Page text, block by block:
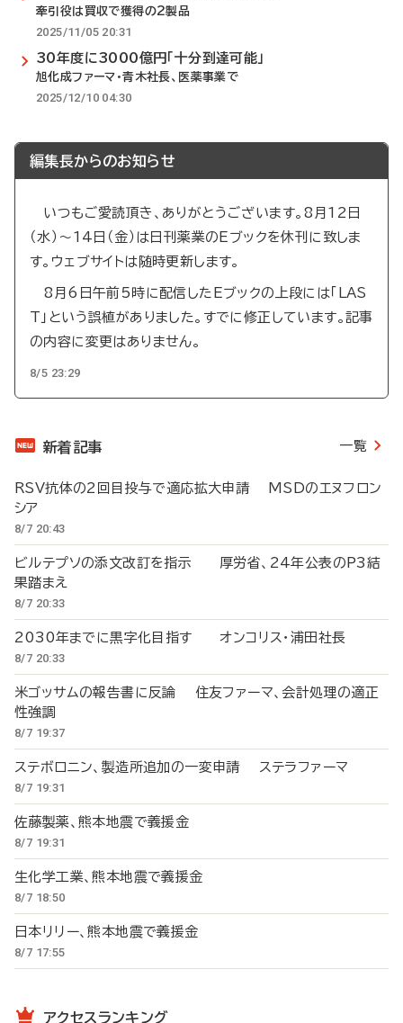
牽引役は買収で獲得の2製品
2025/11/05 20:31
30年度に3000億円「十分到達可能」
旭化成ファーマ・青木社長、医薬事業で
2025/12/10 04:30
編集長からのお知らせ
いつもご愛読頂き、ありがとうございます。8月12日
（水）～14日（金）は日刊薬業のEブックを休刊に致しま
す。ウェブサイトは随時更新します。
8月6日午前5時に配信したEブックの上段には「LAS
T」という誤植がありました。すでに修正しています。記事
の内容に変更はありません。
8/5 23:29
新着記事 一覧
RSV抗体の2回目投与で適応拡大申請 MSDのエヌフロン
シア
8/7 20:43
ビルテプソの添文改訂を指示 厚労省、24年公表のP3結
果踏まえ
8/7 20:33
2030年までに黒字化目指す オンコリス・浦田社長
8/7 20:33
米ゴッサムの報告書に反論 住友ファーマ、会計処理の適正
性強調
8/7 19:37
ステボロニン、製造所追加の一変申請 ステラファーマ
8/7 19:31
佐藤製薬、熊本地震で義援金
8/7 19:31
生化学工業、熊本地震で義援金
8/7 18:50
日本リリー、熊本地震で義援金
8/7 17:55
アクセスランキング